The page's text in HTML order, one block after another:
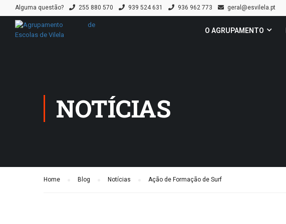
Alguma questão? 255 880 570 939 524 631 936 962 773 geral@esvilela.pt
O AGRUPAMENTO
NOTÍCIAS
Home Blog Notícias Ação de Formação de Surf